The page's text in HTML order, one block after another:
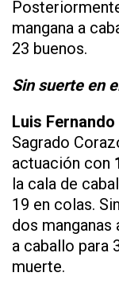
mangana a
23 buenos.
Sin suerte en
Luis
Sagrado
actuación con
la cala de
19 en colas.
dos
a caballo para
muerte.